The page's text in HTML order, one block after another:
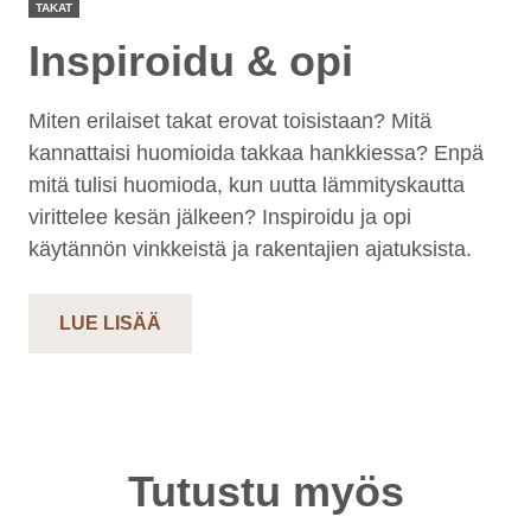
TAKAT
Inspiroidu & opi
Miten erilaiset takat erovat toisistaan? Mitä
kannattaisi huomioida takkaa hankkiessa? Enpä
mitä tulisi huomioda, kun uutta lämmityskautta
virittelee kesän jälkeen? Inspiroidu ja opi
käytännön vinkkeistä ja rakentajien ajatuksista.
LUE LISÄÄ
Tutustu myös